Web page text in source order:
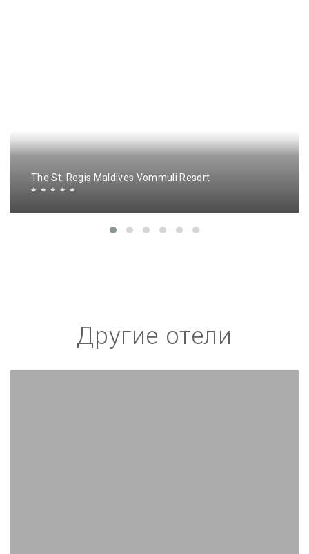
The St. Regis Maldives Vommuli Resort
Другие отели